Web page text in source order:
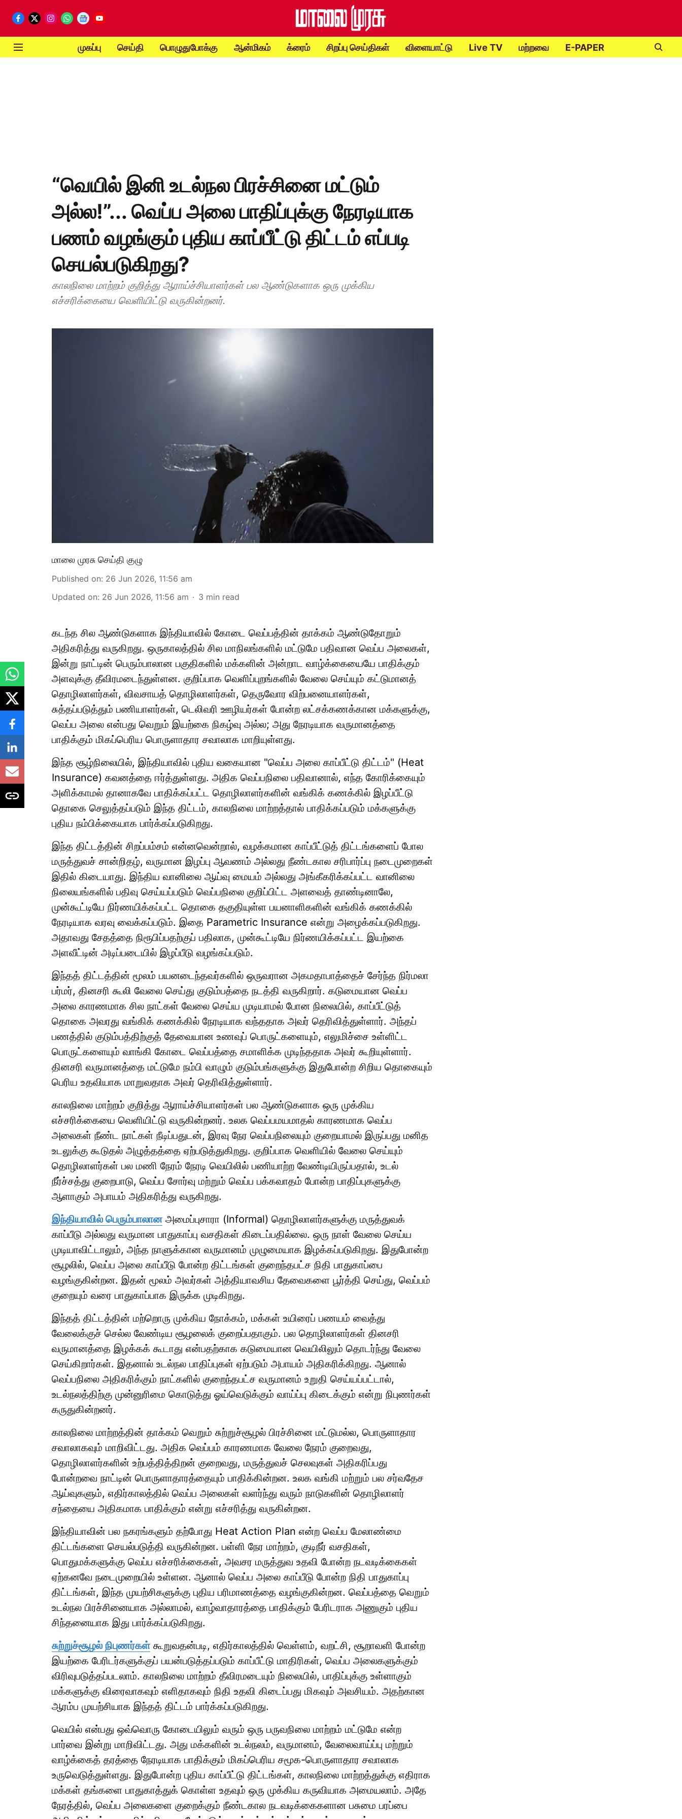
முகப்பு செய்தி பொழுதுபோக்கு ஆன்மிகம் க்ரைம் சிறப்பு செய்திகள் விளையாட்டு Live TV மற்றவை E-PAPER
“வெயில் இனி உடல்நல பிரச்சினை மட்டும்
அல்ல!”... வெப்ப அலை பாதிப்புக்கு நேரடியாக
பணம் வழங்கும் புதிய காப்பீட்டு திட்டம் எப்படி
செயல்படுகிறது?
காலநிலை மாற்றம் குறித்து ஆராய்ச்சியாளர்கள் பல ஆண்டுகளாக ஒரு முக்கிய
எச்சரிக்கையை வெளியிட்டு வருகின்றனர்.
மாலை முரசு செய்தி குழு
Published on: 26 Jun 2026, 11:56 am
Updated on: 26 Jun 2026, 11:56 am 3 min read
கடந்த சில ஆண்டுகளாக இந்தியாவில் கோடை வெப்பத்தின் தாக்கம் ஆண்டுதோறும்
அதிகரித்து வருகிறது. ஒருகாலத்தில் சில மாநிலங்களில் மட்டுமே பதிவான வெப்ப அலைகள்,
இன்று நாட்டின் பெரும்பாலான பகுதிகளில் மக்களின் அன்றாட வாழ்க்கையையே பாதிக்கும்
அளவுக்கு தீவிரமடைந்துள்ளன. குறிப்பாக வெளிப்புறங்களில் வேலை செய்யும் கட்டுமானத்
தொழிலாளர்கள், விவசாயத் தொழிலாளர்கள், தெருவோர விற்பனையாளர்கள்,
சுத்தப்படுத்தும் பணியாளர்கள், டெலிவரி ஊழியர்கள் போன்ற லட்சக்கணக்கான மக்களுக்கு,
வெப்ப அலை என்பது வெறும் இயற்கை நிகழ்வு அல்ல; அது நேரடியாக வருமானத்தை
பாதிக்கும் மிகப்பெரிய பொருளாதார சவாலாக மாறியுள்ளது.
இந்த சூழ்நிலையில், இந்தியாவில் புதிய வகையான "வெப்ப அலை காப்பீட்டு திட்டம்" (Heat
Insurance) கவனத்தை ஈர்த்துள்ளது. அதிக வெப்பநிலை பதிவானால், எந்த கோரிக்கையும்
அளிக்காமல் தானாகவே பாதிக்கப்பட்ட தொழிலாளர்களின் வங்கிக் கணக்கில் இழப்பீட்டு
தொகை செலுத்தப்படும் இந்த திட்டம், காலநிலை மாற்றத்தால் பாதிக்கப்படும் மக்களுக்கு
புதிய நம்பிக்கையாக பார்க்கப்படுகிறது.
இந்த திட்டத்தின் சிறப்பம்சம் என்னவென்றால், வழக்கமான காப்பீட்டுத் திட்டங்களைப் போல
மருத்துவச் சான்றிதழ், வருமான இழப்பு ஆவணம் அல்லது நீண்டகால சரிபார்ப்பு நடைமுறைகள்
இதில் கிடையாது. இந்திய வானிலை ஆய்வு மையம் அல்லது அங்கீகரிக்கப்பட்ட வானிலை
நிலையங்களில் பதிவு செய்யப்படும் வெப்பநிலை குறிப்பிட்ட அளவைத் தாண்டினாலே,
முன்கூட்டியே நிர்ணயிக்கப்பட்ட தொகை தகுதியுள்ள பயனாளிகளின் வங்கிக் கணக்கில்
நேரடியாக வரவு வைக்கப்படும். இதை Parametric Insurance என்று அழைக்கப்படுகிறது.
அதாவது சேதத்தை நிரூபிப்பதற்குப் பதிலாக, முன்கூட்டியே நிர்ணயிக்கப்பட்ட இயற்கை
அளவீட்டின் அடிப்படையில் இழப்பீடு வழங்கப்படும்.
இந்தத் திட்டத்தின் மூலம் பயனடைந்தவர்களில் ஒருவரான அகமதாபாத்தைச் சேர்ந்த நிர்மலா
பர்மர், தினசரி கூலி வேலை செய்து குடும்பத்தை நடத்தி வருகிறார். கடுமையான வெப்ப
அலை காரணமாக சில நாட்கள் வேலை செய்ய முடியாமல் போன நிலையில், காப்பீட்டுத்
தொகை அவரது வங்கிக் கணக்கில் நேரடியாக வந்ததாக அவர் தெரிவித்துள்ளார். அந்தப்
பணத்தில் குடும்பத்திற்குத் தேவையான உணவுப் பொருட்களையும், எலுமிச்சை உள்ளிட்ட
பொருட்களையும் வாங்கி கோடை வெப்பத்தை சமாளிக்க முடிந்ததாக அவர் கூறியுள்ளார்.
தினசரி வருமானத்தை மட்டுமே நம்பி வாழும் குடும்பங்களுக்கு இதுபோன்ற சிறிய தொகையும்
பெரிய உதவியாக மாறுவதாக அவர் தெரிவித்துள்ளார்.
காலநிலை மாற்றம் குறித்து ஆராய்ச்சியாளர்கள் பல ஆண்டுகளாக ஒரு முக்கிய
எச்சரிக்கையை வெளியிட்டு வருகின்றனர். உலக வெப்பமயமாதல் காரணமாக வெப்ப
அலைகள் நீண்ட நாட்கள் நீடிப்பதுடன், இரவு நேர வெப்பநிலையும் குறையாமல் இருப்பது மனித
உடலுக்கு கூடுதல் அழுத்தத்தை ஏற்படுத்துகிறது. குறிப்பாக வெளியில் வேலை செய்யும்
தொழிலாளர்கள் பல மணி நேரம் நேரடி வெயிலில் பணியாற்ற வேண்டியிருப்பதால், உடல்
நீர்ச்சத்து குறைபாடு, வெப்ப சோர்வு மற்றும் வெப்ப பக்கவாதம் போன்ற பாதிப்புகளுக்கு
ஆளாகும் அபாயம் அதிகரித்து வருகிறது.
இந்தியாவில் பெரும்பாலானஅமைப்புசாரா (Informal) தொழிலாளர்களுக்கு மருத்துவக்
காப்பீடு அல்லது வருமான பாதுகாப்பு வசதிகள் கிடைப்பதில்லை. ஒரு நாள் வேலை செய்ய
முடியாவிட்டாலும், அந்த நாளுக்கான வருமானம் முழுமையாக இழக்கப்படுகிறது. இதுபோன்ற
சூழலில், வெப்ப அலை காப்பீடு போன்ற திட்டங்கள் குறைந்தபட்ச நிதி பாதுகாப்பை
வழங்குகின்றன. இதன் மூலம் அவர்கள் அத்தியாவசிய தேவைகளை பூர்த்தி செய்து, வெப்பம்
குறையும் வரை பாதுகாப்பாக இருக்க முடிகிறது.
இந்தத் திட்டத்தின் மற்றொரு முக்கிய நோக்கம், மக்கள் உயிரைப் பணயம் வைத்து
வேலைக்குச் செல்ல வேண்டிய சூழலைக் குறைப்பதாகும். பல தொழிலாளர்கள் தினசரி
வருமானத்தை இழக்கக் கூடாது என்பதற்காக கடுமையான வெயிலிலும் தொடர்ந்து வேலை
செய்கிறார்கள். இதனால் உடல்நல பாதிப்புகள் ஏற்படும் அபாயம் அதிகரிக்கிறது. ஆனால்
வெப்பநிலை அதிகரிக்கும் நாட்களில் குறைந்தபட்ச வருமானம் உறுதி செய்யப்பட்டால்,
உடல்நலத்திற்கு முன்னுரிமை கொடுத்து ஓய்வெடுக்கும் வாய்ப்பு கிடைக்கும் என்று நிபுணர்கள்
கருதுகின்றனர்.
காலநிலை மாற்றத்தின் தாக்கம் வெறும் சுற்றுச்சூழல் பிரச்சினை மட்டுமல்ல, பொருளாதார
சவாலாகவும் மாறிவிட்டது. அதிக வெப்பம் காரணமாக வேலை நேரம் குறைவது,
தொழிலாளர்களின் உற்பத்தித்திறன் குறைவது, மருத்துவச் செலவுகள் அதிகரிப்பது
போன்றவை நாட்டின் பொருளாதாரத்தையும் பாதிக்கின்றன. உலக வங்கி மற்றும் பல சர்வதேச
ஆய்வுகளும், எதிர்காலத்தில் வெப்ப அலைகள் வளர்ந்து வரும் நாடுகளின் தொழிலாளர்
சந்தையை அதிகமாக பாதிக்கும் என்று எச்சரித்து வருகின்றன.
இந்தியாவின் பல நகரங்களும் தற்போது Heat Action Plan என்ற வெப்ப மேலாண்மை
திட்டங்களை செயல்படுத்தி வருகின்றன. பள்ளி நேர மாற்றம், குடிநீர் வசதிகள்,
பொதுமக்களுக்கு வெப்ப எச்சரிக்கைகள், அவசர மருத்துவ உதவி போன்ற நடவடிக்கைகள்
ஏற்கனவே நடைமுறையில் உள்ளன. ஆனால் வெப்ப அலை காப்பீடு போன்ற நிதி பாதுகாப்பு
திட்டங்கள், இந்த முயற்சிகளுக்கு புதிய பரிமாணத்தை வழங்குகின்றன. வெப்பத்தை வெறும்
உடல்நல பிரச்சினையாக அல்லாமல், வாழ்வாதாரத்தை பாதிக்கும் பேரிடராக அணுகும் புதிய
சிந்தனையாக இது பார்க்கப்படுகிறது.
சுற்றுச்சூழல் நிபுணர்கள்கூறுவதன்படி, எதிர்காலத்தில் வெள்ளம், வறட்சி, சூறாவளி போன்ற
இயற்கை பேரிடர்களுக்குப் பயன்படுத்தப்படும் காப்பீட்டு மாதிரிகள், வெப்ப அலைகளுக்கும்
விரிவுபடுத்தப்படலாம். காலநிலை மாற்றம் தீவிரமடையும் நிலையில், பாதிப்புக்கு உள்ளாகும்
மக்களுக்கு விரைவாகவும் எளிதாகவும் நிதி உதவி கிடைப்பது மிகவும் அவசியம். அதற்கான
ஆரம்ப முயற்சியாக இந்தத் திட்டம் பார்க்கப்படுகிறது.
வெயில் என்பது ஒவ்வொரு கோடையிலும் வரும் ஒரு பருவநிலை மாற்றம் மட்டுமே என்ற
பார்வை இன்று மாறிவிட்டது. அது மக்களின் உடல்நலம், வருமானம், வேலைவாய்ப்பு மற்றும்
வாழ்க்கைத் தரத்தை நேரடியாக பாதிக்கும் மிகப்பெரிய சமூக-பொருளாதார சவாலாக
உருவெடுத்துள்ளது. இதுபோன்ற புதிய காப்பீட்டு திட்டங்கள், காலநிலை மாற்றத்துக்கு எதிராக
மக்கள் தங்களை பாதுகாத்துக் கொள்ள உதவும் ஒரு முக்கிய கருவியாக அமையலாம். அதே
நேரத்தில், வெப்ப அலைகளை குறைக்கும் நீண்டகால நடவடிக்கைகளான பசுமை பரப்பை